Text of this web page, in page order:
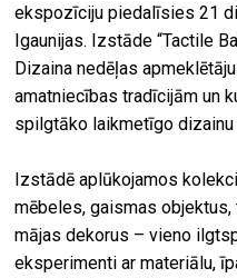
ekspozīciju piedalīsies 21
Igaunijas. Izstāde “Tactile
Dizaina nedēļas
amatniecības tradīcijām un
spilgtāko laikmetīgo dizainu
Izstādē aplūkojamos
mēbeles, gaismas
mājas dekorus – vieno
eksperimenti ar materiālu,